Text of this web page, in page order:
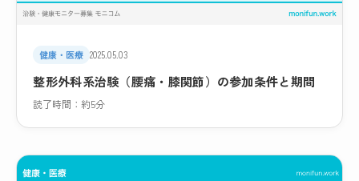
健康・医療 2025.05.03
整形外科系治験（腰痛・膝関節）の参加条件と期間
読了時間：約5分